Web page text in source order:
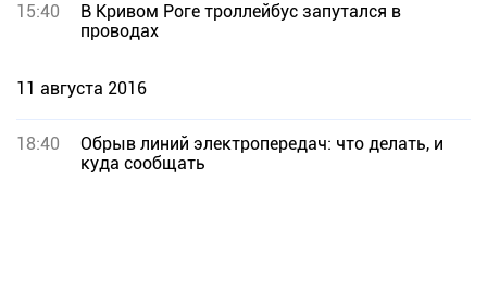
15:40
В Кривом Роге троллейбус запутался в
проводах
11 августа 2016
18:40
Обрыв линий электропередач: что делать, и
куда сообщать